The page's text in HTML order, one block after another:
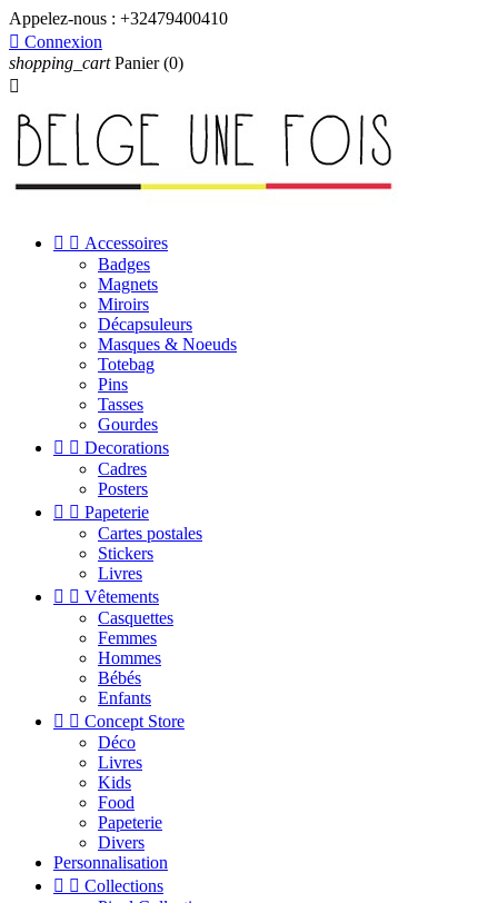
Appelez-nous : +32479400410
 Connexion
shopping_cart Panier (0)

  Accessoires
Badges
Magnets
Miroirs
Décapsuleurs
Masques & Noeuds
Totebag
Pins
Tasses
Gourdes
  Decorations
Cadres
Posters
  Papeterie
Cartes postales
Stickers
Livres
  Vêtements
Casquettes
Femmes
Hommes
Bébés
Enfants
  Concept Store
Déco
Livres
Kids
Food
Papeterie
Divers
Personnalisation
  Collections